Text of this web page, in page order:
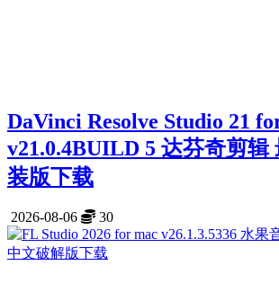
DaVinci Resolve Studio 21
v21.0.4BUILD 5 达芬奇剪辑
装版下载
2026-08-06 30